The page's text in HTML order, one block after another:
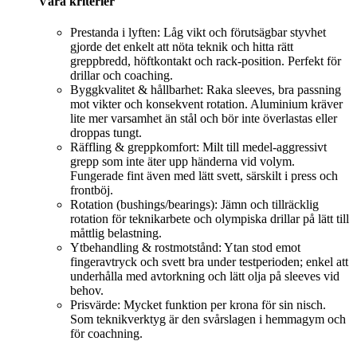
Prestanda i lyften: Låg vikt och förutsägbar styvhet
gjorde det enkelt att nöta teknik och hitta rätt
greppbredd, höftkontakt och rack-position. Perfekt för
drillar och coaching.
Byggkvalitet & hållbarhet: Raka sleeves, bra passning
mot vikter och konsekvent rotation. Aluminium kräver
lite mer varsamhet än stål och bör inte överlastas eller
droppas tungt.
Räffling & greppkomfort: Milt till medel-aggressivt
grepp som inte äter upp händerna vid volym.
Fungerade fint även med lätt svett, särskilt i press och
frontböj.
Rotation (bushings/bearings): Jämn och tillräcklig
rotation för teknikarbete och olympiska drillar på lätt till
måttlig belastning.
Ytbehandling & rostmotstånd: Ytan stod emot
fingeravtryck och svett bra under testperioden; enkel att
underhålla med avtorkning och lätt olja på sleeves vid
behov.
Prisvärde: Mycket funktion per krona för sin nisch.
Som teknikverktyg är den svårslagen i hemmagym och
för coachning.